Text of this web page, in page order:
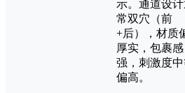
示。通道设计
常双穴（前
+后），材质
厚实，包裹感
强，刺激度
偏高。